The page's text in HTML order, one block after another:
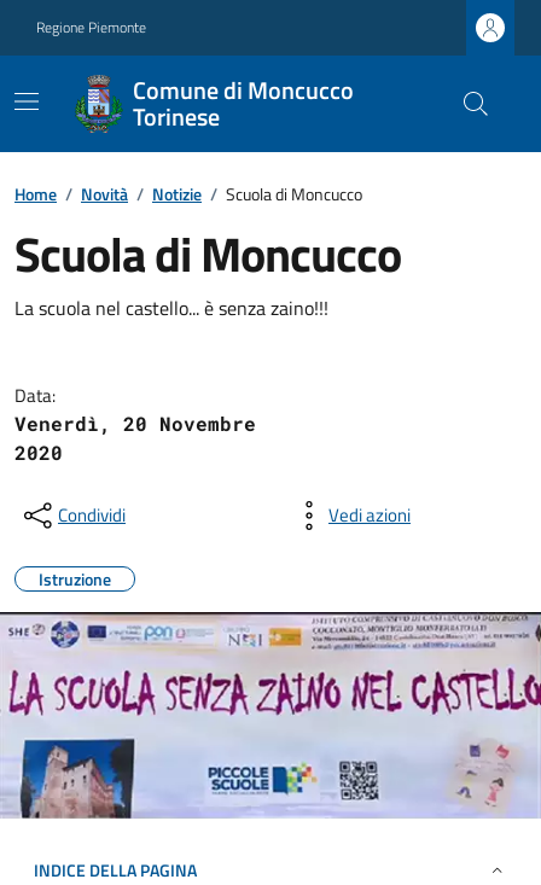
Regione Piemonte
Comune di Moncucco
Torinese
Home / Novità / Notizie / Scuola di Moncucco
Scuola di Moncucco
La scuola nel castello... è senza zaino!!!
Data:
Venerdì, 20 Novembre
2020
Condividi Vedi azioni
Istruzione
INDICE DELLA PAGINA